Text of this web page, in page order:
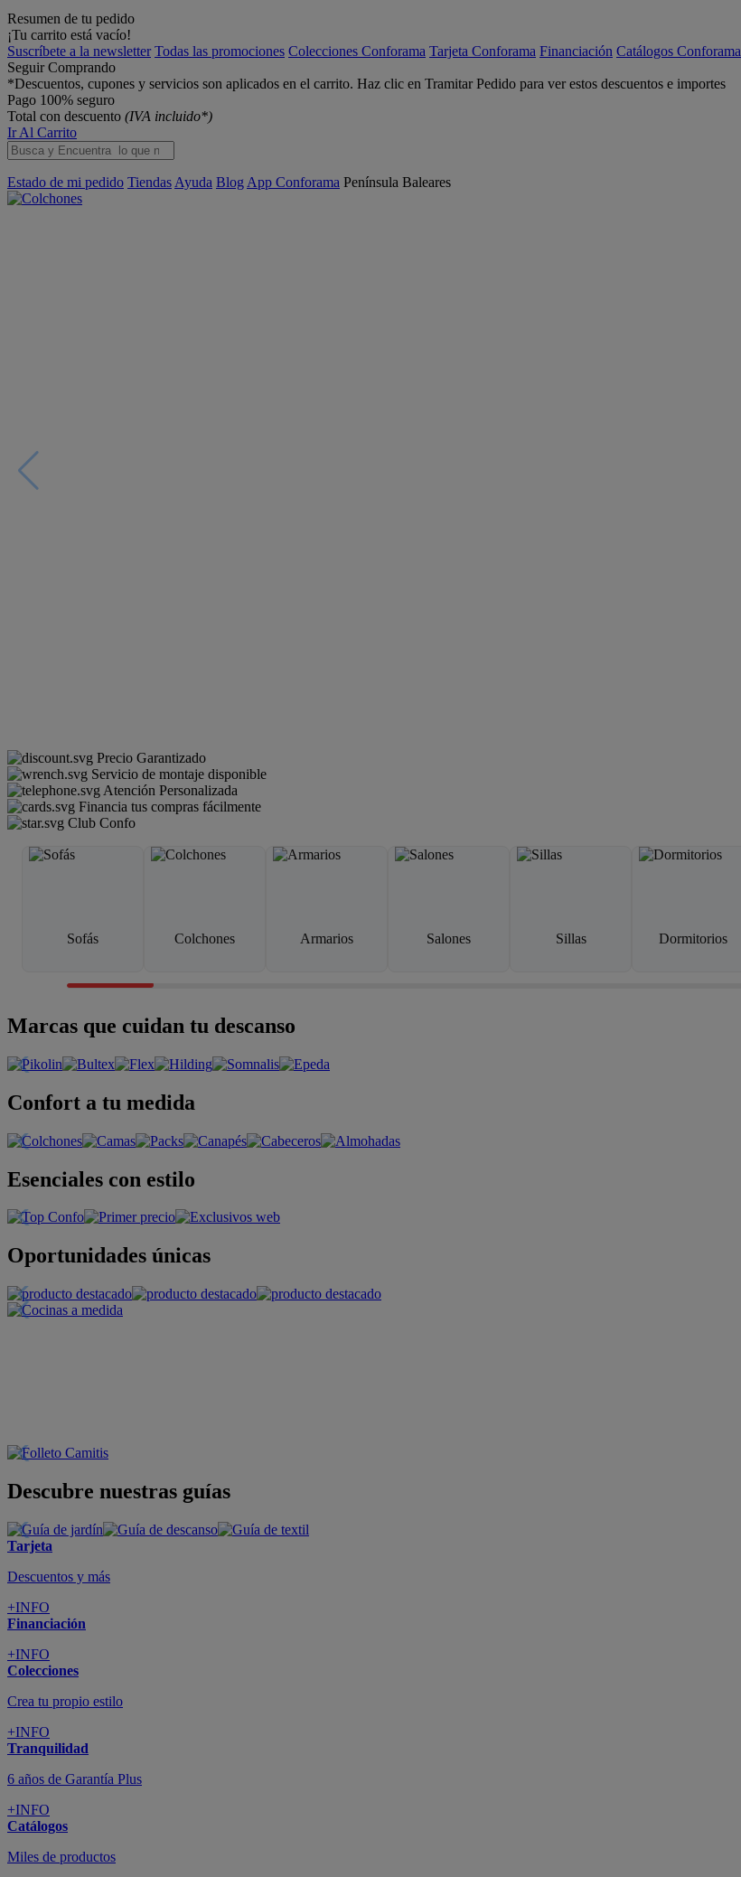
Resumen de tu pedido
¡Tu carrito está vacío!
Suscríbete a la newsletter Todas las promociones Colecciones Conforama Tarjeta Conforama Financiación Catálogos Conforama
Seguir Comprando
*Descuentos, cupones y servicios son aplicados en el carrito. Haz clic en Tramitar Pedido para ver estos descuentos e importes
Pago 100% seguro
Total con descuento (IVA incluido*)
Ir Al Carrito
Estado de mi pedido Tiendas Ayuda Blog App Conforama Península Baleares
Precio Garantizado
Servicio de montaje disponible
Atención Personalizada
Financia tus compras fácilmente
Club Confo
Sofás Colchones Armarios Salones Sillas Dormitorios
Marcas que cuidan tu descanso
Confort a tu medida
Esenciales con estilo
Oportunidades únicas
Descubre nuestras guías
Tarjeta
Descuentos y más
+INFO
Financiación
+INFO
Colecciones
Crea tu propio estilo
+INFO
Tranquilidad
6 años de Garantía Plus
+INFO
Catálogos
Miles de productos